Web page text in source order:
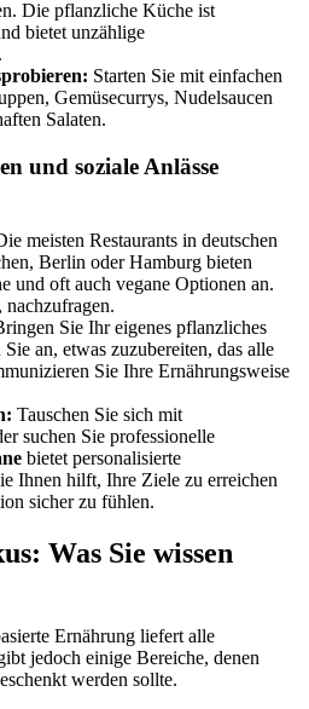
Die pflanzliche Küche ist
bietet unzählige
Starten Sie mit einfachen
Gemüsecurrys, Nudelsaucen
Salaten.
und soziale Anlässe
meisten Restaurants in deutschen
Berlin oder Hamburg bieten
und oft auch vegane Optionen an.
nachzufragen.
Sie Ihr eigenes pflanzliches
an, etwas zuzubereiten, das alle
Sie Ihre Ernährungsweise
Tauschen Sie sich mit
suchen Sie professionelle
bietet personalisierte
Ihnen hilft, Ihre Ziele zu erreichen
sicher zu fühlen.
Was Sie wissen
Ernährung liefert alle
jedoch einige Bereiche, denen
werden sollte.